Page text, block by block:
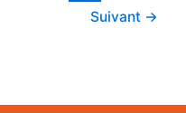
Suivant →